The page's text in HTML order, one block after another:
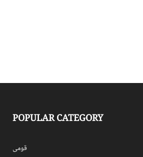
POPULAR CATEGORY
قومی